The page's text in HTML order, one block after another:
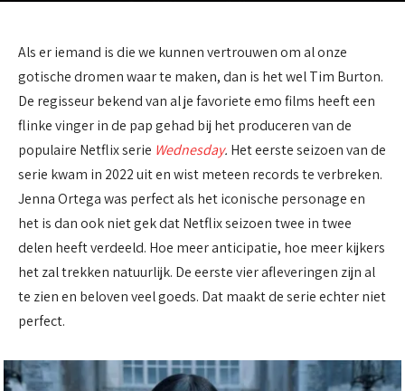
Als er iemand is die we kunnen vertrouwen om al onze
gotische dromen waar te maken, dan is het wel Tim Burton.
De regisseur bekend van al je favoriete emo films heeft een
flinke vinger in de pap gehad bij het produceren van de
populaire Netflix serie Wednesday. Het eerste seizoen van de
serie kwam in 2022 uit en wist meteen records te verbreken.
Jenna Ortega was perfect als het iconische personage en
het is dan ook niet gek dat Netflix seizoen twee in twee
delen heeft verdeeld. Hoe meer anticipatie, hoe meer kijkers
het zal trekken natuurlijk. De eerste vier afleveringen zijn al
te zien en beloven veel goeds. Dat maakt de serie echter niet
perfect.